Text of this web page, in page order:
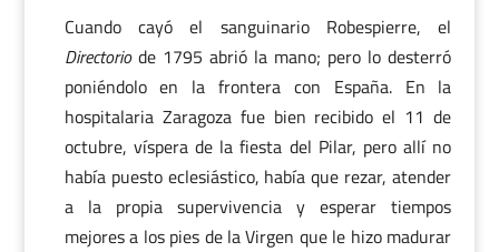
Cuando cayó el sanguinario Robespierre, el
Directoriode 1795 abrió la mano; pero lo desterró
poniéndolo en la frontera con España. En la
hospitalaria Zaragoza fue bien recibido el 11 de
octubre, víspera de la fiesta del Pilar, pero allí no
había puesto eclesiástico, había que rezar, atender
a la propia supervivencia y esperar tiempos
mejores a los pies de la Virgen que le hizo madurar